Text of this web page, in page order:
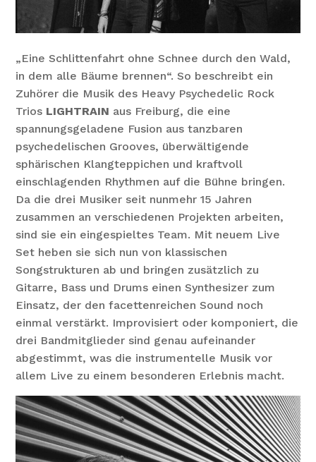
„Eine Schlittenfahrt ohne Schnee durch den Wald,
in dem alle Bäume brennen“. So beschreibt ein
Zuhörer die Musik des Heavy Psychedelic Rock
Trios LIGHTRAIN aus Freiburg, die eine
spannungsgeladene Fusion aus tanzbaren
psychedelischen Grooves, überwältigende
sphärischen Klangteppichen und kraftvoll
einschlagenden Rhythmen auf die Bühne bringen.
Da die drei Musiker seit nunmehr 15 Jahren
zusammen an verschiedenen Projekten arbeiten,
sind sie ein eingespieltes Team. Mit neuem Live
Set heben sie sich nun von klassischen
Songstrukturen ab und bringen zusätzlich zu
Gitarre, Bass und Drums einen Synthesizer zum
Einsatz, der den facettenreichen Sound noch
einmal verstärkt. Improvisiert oder komponiert, die
drei Bandmitglieder sind genau aufeinander
abgestimmt, was die instrumentelle Musik vor
allem Live zu einem besonderen Erlebnis macht.